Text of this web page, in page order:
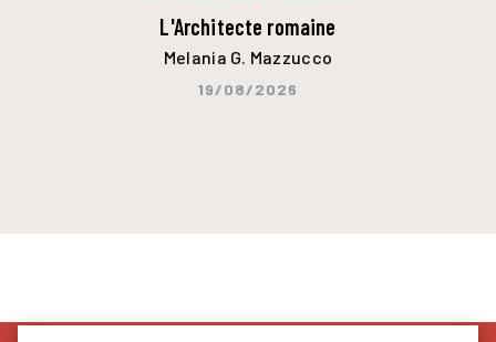
L'Architecte romaine
Melania G. Mazzucco
19/08/2026